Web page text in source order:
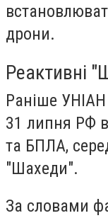
дрони.
Реактивні
Раніше
31 липня РФ
та БПЛА,
"Шахеди".
За словами